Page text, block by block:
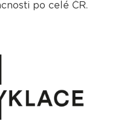
po celé ČR.